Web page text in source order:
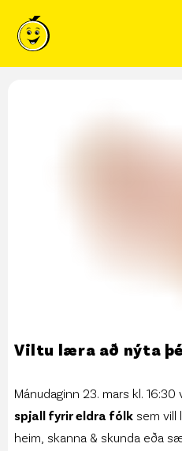
Viltu læra að nýta
Mánudaginn 23. mars kl.
spjall fyrir eldra fólk sem vill
heim, skanna & skunda eða